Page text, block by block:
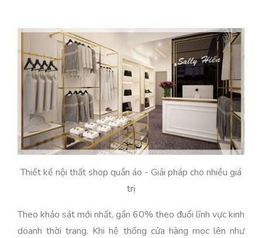
Thiết kế nội thất shop quần áo - Giải pháp cho nhiều giá
trị
Theo khảo sát mới nhất, gần 60% theo đuổi lĩnh vực kinh
doanh thời trang. Khi hệ thống cửa hàng mọc lên như